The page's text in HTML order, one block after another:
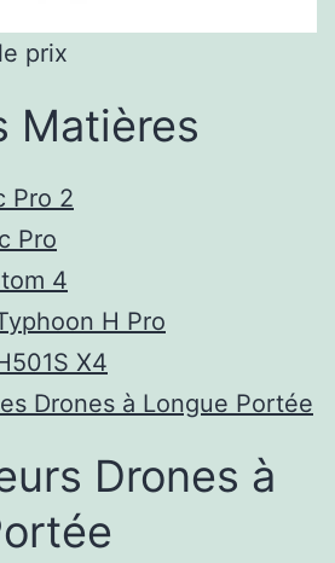
prix
Matières
Pro 2
Pro
4
H Pro
X4
Drones à Longue Portée
Drones à